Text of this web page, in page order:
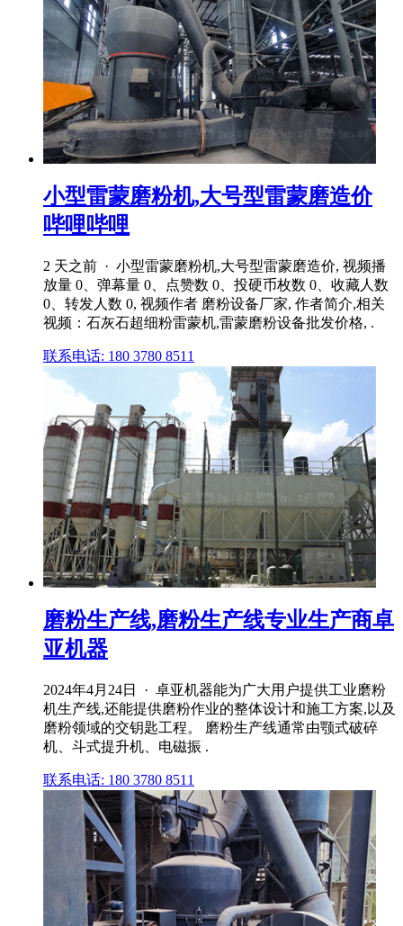
小型雷蒙磨粉机,大号型雷蒙磨造价
哔哩哔哩
2 天之前 · 小型雷蒙磨粉机,大号型雷蒙磨造价, 视频播
放量 0、弹幕量 0、点赞数 0、投硬币枚数 0、收藏人数
0、转发人数 0, 视频作者 磨粉设备厂家, 作者简介,相关
视频：石灰石超细粉雷蒙机,雷蒙磨粉设备批发价格, .
联系电话: 180 3780 8511
磨粉生产线,磨粉生产线专业生产商卓
亚机器
2024年4月24日 · 卓亚机器能为广大用户提供工业磨粉
机生产线,还能提供磨粉作业的整体设计和施工方案,以及
磨粉领域的交钥匙工程。 磨粉生产线通常由颚式破碎
机、斗式提升机、电磁振 .
联系电话: 180 3780 8511